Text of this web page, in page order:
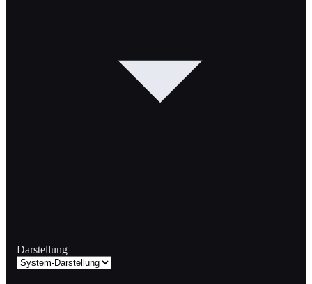
Darstellung